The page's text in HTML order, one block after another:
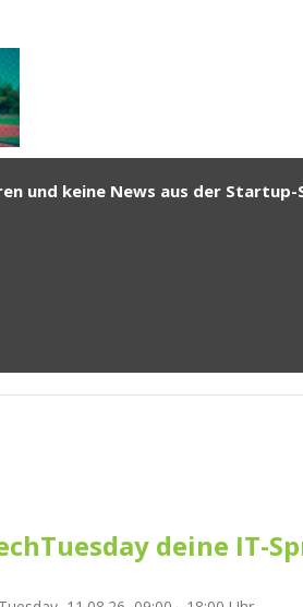
und keine News aus der Startup-
deine IT-